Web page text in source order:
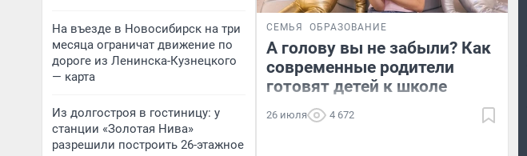
На въезде в Новосибирск на три
месяца ограничат движение по
дороге из Ленинска-Кузнецкого
— карта
Из долгостроя в гостиницу: у
станции «Золотая Нива»
разрешили построить 26-этажное
СЕМЬЯ ОБРАЗОВАНИЕ
А голову вы не забыли? Как
современные родители
готовят детей к школе
26 июля 4 672